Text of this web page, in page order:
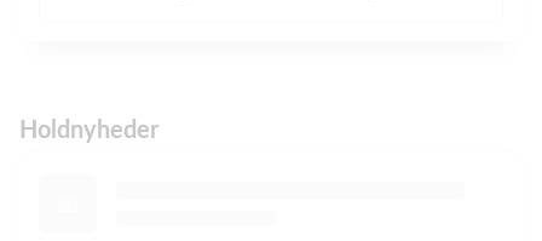
Holdnyheder